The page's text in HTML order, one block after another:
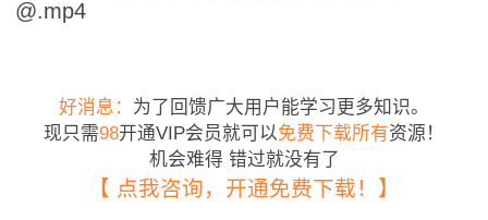
@.mp4
好消息： 为了回馈广大用户能学习更多知识。
现只需98开通VIP会员就可以免费下载所有资源！
机会难得 错过就没有了
【 点我咨询，开通免费下载！】